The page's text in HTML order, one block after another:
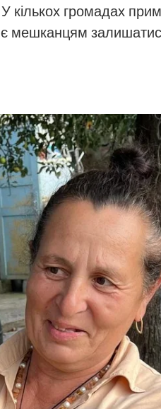
кількох громадах
мешканцям